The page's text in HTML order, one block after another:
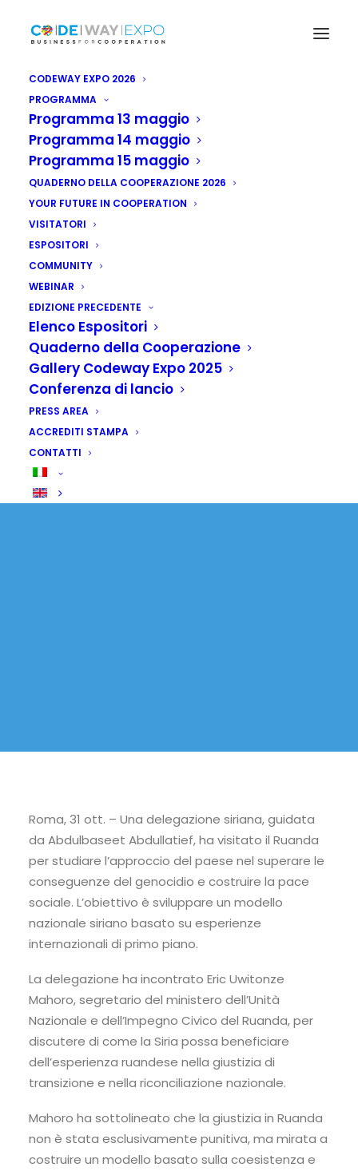
CODEWAY EXPO 2026
PROGRAMMA
Programma 13 maggio
Programma 14 maggio
Programma 15 maggio
QUADERNO DELLA COOPERAZIONE 2026
YOUR FUTURE IN COOPERATION
VISITATORI
ESPOSITORI
COMMUNITY
WEBINAR
EDIZIONE PRECEDENTE
Elenco Espositori
Quaderno della Cooperazione
Gallery Codeway Expo 2025
Conferenza di lancio
PRESS AREA
ACCREDITI STAMPA
CONTATTI
Siria: missione in
Ruanda per studiare
riconciliazione
Roma, 31 ott. – Una delegazione siriana, guidata
da Abdulbaseet Abdullatief, ha visitato il Ruanda
per studiare l’approccio del paese nel superare le
conseguenze del genocidio e costruire la pace
sociale. L’obiettivo è sviluppare un modello
nazionale siriano basato su esperienze
internazionali di primo piano.
La delegazione ha incontrato Eric Uwitonze
Mahoro, segretario del ministero dell’Unità
Nazionale e dell’Impegno Civico del Ruanda, per
discutere di come la Siria possa beneficiare
dell’esperienza ruandese nella giustizia di
transizione e nella riconciliazione nazionale.
Mahoro ha sottolineato che la giustizia in Ruanda
non è stata esclusivamente punitiva, ma mirata a
costruire un modello basato sulla coesistenza e